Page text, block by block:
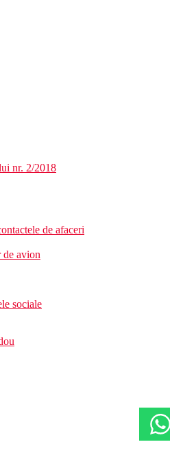
nr. 2/2018
de afaceri
avion
sociale